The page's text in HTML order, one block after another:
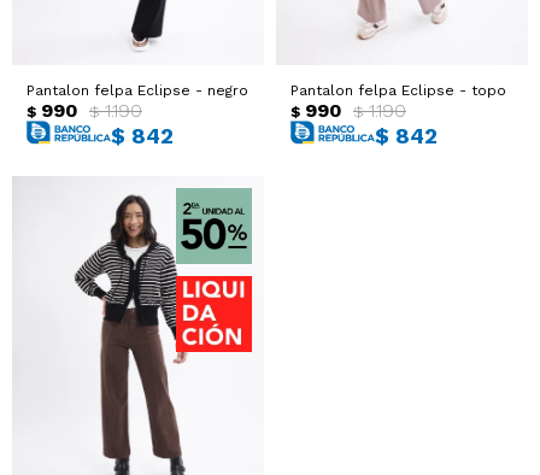
Pantalon felpa Eclipse - negro
$ 990 $ 1.190
$ 842
Pantalon felpa Eclipse - topo
$ 990 $ 1.190
$ 842
Trajes
Ver todo
T-shirts y Tops
Ver todo